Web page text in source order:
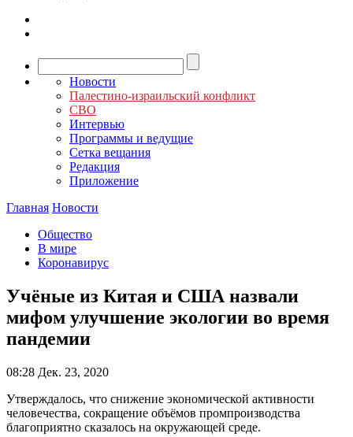
Новости
Палестино-израильский конфликт
СВО
Интервью
Программы и ведущие
Сетка вещания
Редакция
Приложение
Главная Новости
Общество
В мире
Коронавирус
Учёные из Китая и США назвали
мифом улучшение экологии во время
пандемии
08:28 Дек. 23, 2020
Утверждалось, что снижение экономической активности
человечества, сокращение объёмов промпроизводства
благоприятно сказалось на окружающей среде.